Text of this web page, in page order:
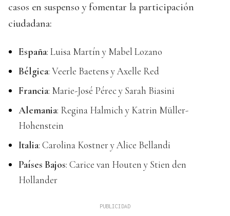
casos en suspenso y fomentar la participación
ciudadana:
España: Luisa Martín y Mabel Lozano
Bélgica: Veerle Baetens y Axelle Red
Francia: Marie-José Pérec y Sarah Biasini
Alemania: Regina Halmich y Katrin Müller-
Hohenstein
Italia: Carolina Kostner y Alice Bellandi
Países Bajos: Carice van Houten y Stien den
Hollander